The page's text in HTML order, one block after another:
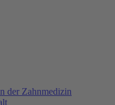
der Zahnmedizin